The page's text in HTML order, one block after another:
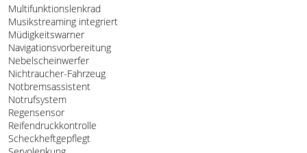
Multifunktionslenkrad
Musikstreaming integriert
Müdigkeitswarner
Navigationsvorbereitung
Nebelscheinwerfer
Nichtraucher-Fahrzeug
Notbremsassistent
Notrufsystem
Regensensor
Reifendruckkontrolle
Scheckheftgepflegt